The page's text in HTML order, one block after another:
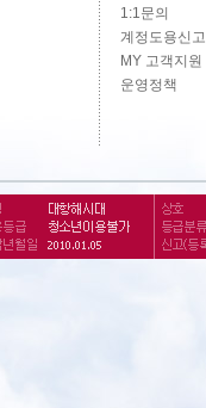
1:1문의
계정도용신고
MY 고객지원
운영정책